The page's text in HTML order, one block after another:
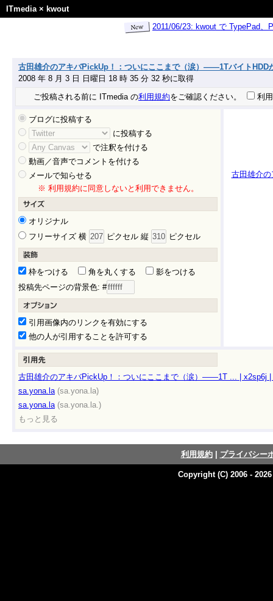
ITmedia× kwout
2011/06/23: kwout で TypePad
古田雄介のアキバPickUp！：ついにここまで（涙）――1TバイトHDD
2008 年 8 月 3 日 日曜日 18 時 35 分 32 秒に取得
ご投稿される前に ITmedia の利用規約をご確認ください。 利
ブログに投稿する
に投稿する
で注釈を付ける
動画／音声でコメントを付ける
メールで知らせる
※ 利用規約に同意しないと利用できません。
オリジナル
フリーサイズ 横
ピクセル 縦 ピクセル
枠をつける 角を丸くする
影をつける
投稿先ページの背景色: #
引用画像内のリンクを有効にする
他の人が引用することを許可する
古田雄介
古田雄介のアキバPickUp！：ついにここまで（涙）――1T ... | x2sp6j |
sa.yona.la (sa.yona.la)
sa.yona.la (sa.yona.la.)
もっと見る
利用規約| プライバシー
Copyright (C) 2006 -